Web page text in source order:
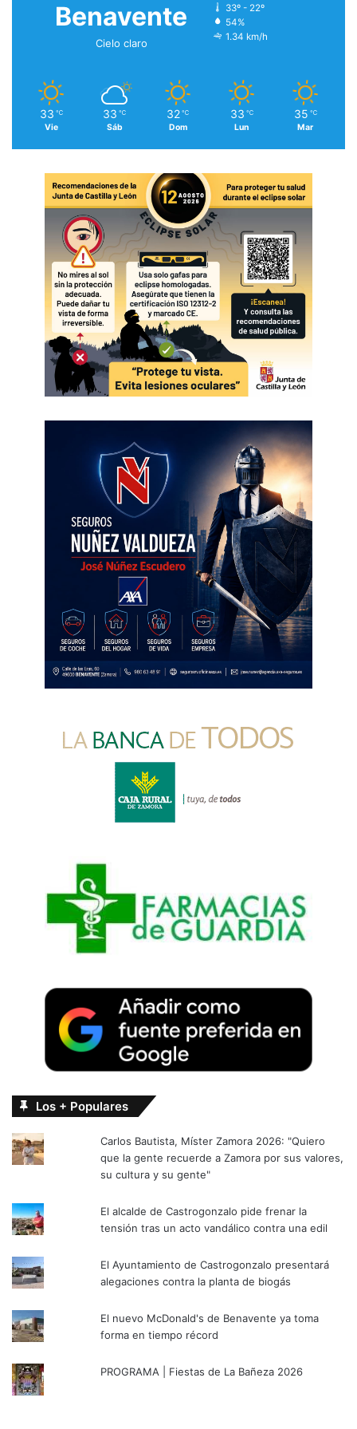
Benavente
Cielo claro
33º - 22º
54%
1.34 km/h
33 ℃
Vie
33 ℃
Sáb
32 ℃
Dom
33 ℃
Lun
35 ℃
Mar
Los + Populares
Carlos Bautista, Míster Zamora 2026: "Quiero
que la gente recuerde a Zamora por sus valores,
su cultura y su gente"
El alcalde de Castrogonzalo pide frenar la
tensión tras un acto vandálico contra una edil
El Ayuntamiento de Castrogonzalo presentará
alegaciones contra la planta de biogás
El nuevo McDonald's de Benavente ya toma
forma en tiempo récord
PROGRAMA | Fiestas de La Bañeza 2026